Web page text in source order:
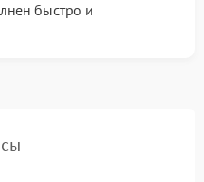
быстро и